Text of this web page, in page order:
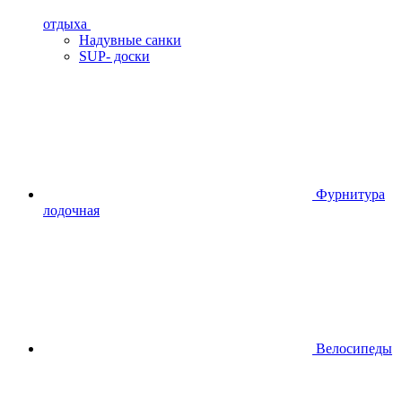
отдыха
Надувные санки
SUP- доски
Фурнитура
лодочная
Велосипеды